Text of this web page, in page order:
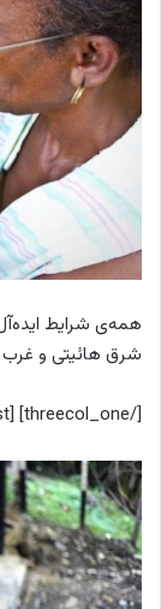
همه‌ی شرایط
شرق هائیتی و غرب
[/threecol_one] [threecol_one_last]